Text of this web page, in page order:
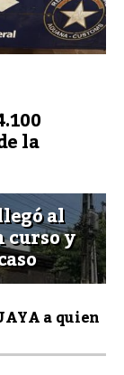
la
al
curso y
a quien